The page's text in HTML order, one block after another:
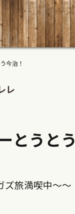
今治！
レ
とうと
ズ旅満喫中〜〜